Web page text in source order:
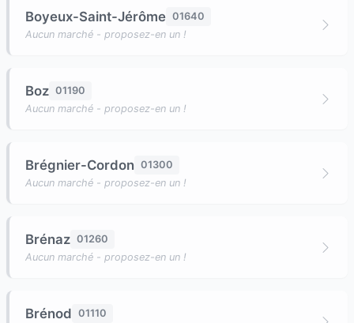
Boyeux-Saint-Jérôme 01640
Aucun marché - proposez-en un !
Boz 01190
Aucun marché - proposez-en un !
Brégnier-Cordon 01300
Aucun marché - proposez-en un !
Brénaz 01260
Aucun marché - proposez-en un !
Brénod 01110